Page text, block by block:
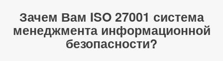
Зачем Вам ISO 27001 система
менеджмента информационной
безопасности?